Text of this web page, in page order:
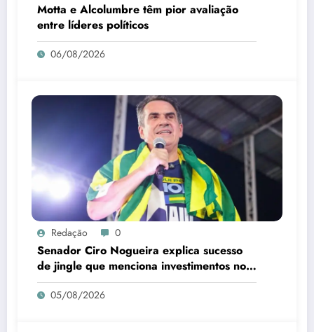
Motta e Alcolumbre têm pior avaliação
entre líderes políticos
06/08/2026
Redação 0
Senador Ciro Nogueira explica sucesso
de jingle que menciona investimentos no
Piauí
05/08/2026